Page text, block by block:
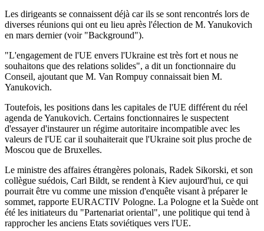
Les dirigeants se connaissent déjà car ils se sont rencontrés lors de
diverses réunions qui ont eu lieu après l'élection de M. Yanukovich
en mars dernier (voir "Background").
"L'engagement de l'UE envers l'Ukraine est très fort et nous ne
souhaitons que des relations solides", a dit un fonctionnaire du
Conseil, ajoutant que M. Van Rompuy connaissait bien M.
Yanukovich.
Toutefois, les positions dans les capitales de l'UE différent du réel
agenda de Yanukovich. Certains fonctionnaires le suspectent
d'essayer d'instaurer un régime autoritaire incompatible avec les
valeurs de l'UE car il souhaiterait que l'Ukraine soit plus proche de
Moscou que de Bruxelles.
Le ministre des affaires étrangères polonais, Radek Sikorski, et son
collègue suédois, Carl Bildt, se rendent à Kiev aujourd'hui, ce qui
pourrait être vu comme une mission d'enquête visant à préparer le
sommet, rapporte EURACTIV Pologne. La Pologne et la Suède ont
été les initiateurs du "Partenariat oriental", une politique qui tend à
rapprocher les anciens Etats soviétiques vers l'UE.